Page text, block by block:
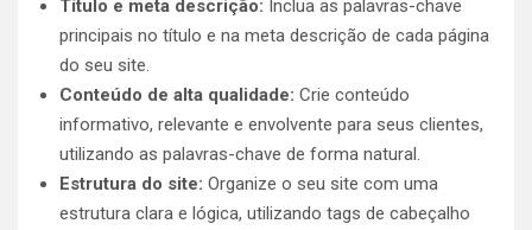
Título e meta descrição: Inclua as palavras-chave
principais no título e na meta descrição de cada página
do seu site.
Conteúdo de alta qualidade: Crie conteúdo
informativo, relevante e envolvente para seus clientes,
utilizando as palavras-chave de forma natural.
Estrutura do site: Organize o seu site com uma
estrutura clara e lógica, utilizando tags de cabeçalho